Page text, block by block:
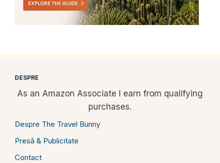
DESPRE
As an Amazon Associate I earn from qualifying
purchases.
Despre The Travel Bunny
Presă & Publicitate
Contact